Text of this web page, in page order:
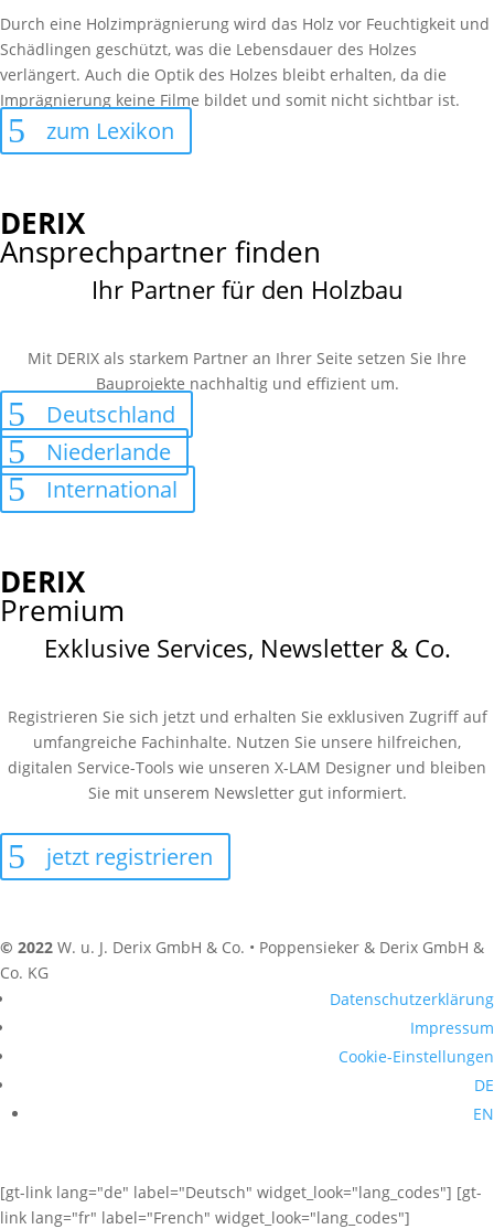
Durch eine Holzimprägnierung wird das Holz vor Feuchtigkeit und
Schädlingen geschützt, was die Lebensdauer des Holzes
verlängert. Auch die Optik des Holzes bleibt erhalten, da die
Imprägnierung keine Filme bildet und somit nicht sichtbar ist.
zum Lexikon
DERIX
Ansprechpartner finden
Ihr Partner für den Holzbau
Mit DERIX als starkem Partner an Ihrer Seite setzen Sie Ihre
Bauprojekte nachhaltig und effizient um.
Deutschland
Niederlande
International
DERIX
Premium
Exklusive Services, Newsletter & Co.
Registrieren Sie sich jetzt und erhalten Sie exklusiven Zugriff auf
umfangreiche Fachinhalte. Nutzen Sie unsere hilfreichen,
digitalen Service-Tools wie unseren X-LAM Designer und bleiben
Sie mit unserem Newsletter gut informiert.
jetzt registrieren
© 2022 W. u. J. Derix GmbH & Co. • Poppensieker & Derix GmbH &
Co. KG
Datenschutzerklärung
Impressum
Cookie-Einstellungen
DE
EN
[gt-link lang="de" label="Deutsch" widget_look="lang_codes"] [gt-
link lang="fr" label="French" widget_look="lang_codes"]